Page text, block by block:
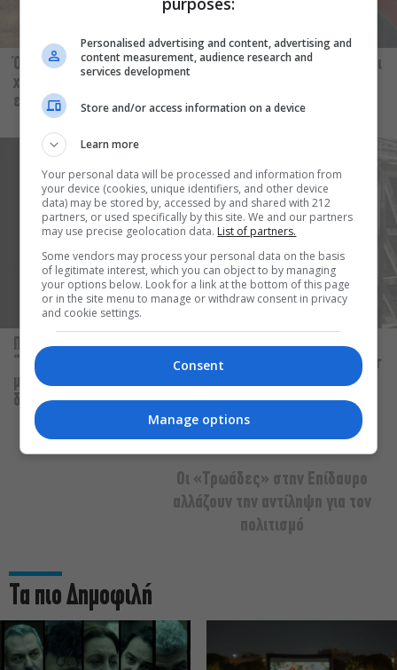
Όσα μάς άρεσαν (ή μάς
χάλασαν) αυτή την
εβδομάδα
Δεν θα μπορούσε να υπάρξει
Audrey Tautou
Παναγώτης Χ. Βούρος: Η
“Παραξενιά” είναι η δύναμή
μας να μπορούμε να
διαφέρουμε
Αυτό το Σαββατοκύριακο η
TV παίζει σε… Christopher
Nolan mode
Οι «Τρωάδες» στην Επίδαυρο
αλλάζουν την αντίληψη για τον
πολιτισμό
Τα πιο Δημοφιλή
Personalised advertising and content, advertising and
content measurement, audience research and
services development
Store and/or access information on a device
Learn more
Your personal data will be processed and information from
your device (cookies, unique identifiers, and other device
data) may be stored by, accessed by and shared with 212
partners, or used specifically by this site. We and our partners
may use precise geolocation data. List of partners.
Some vendors may process your personal data on the basis
of legitimate interest, which you can object to by managing
your options below. Look for a link at the bottom of this page
or in the site menu to manage or withdraw consent in privacy
and cookie settings.
Consent
Manage options